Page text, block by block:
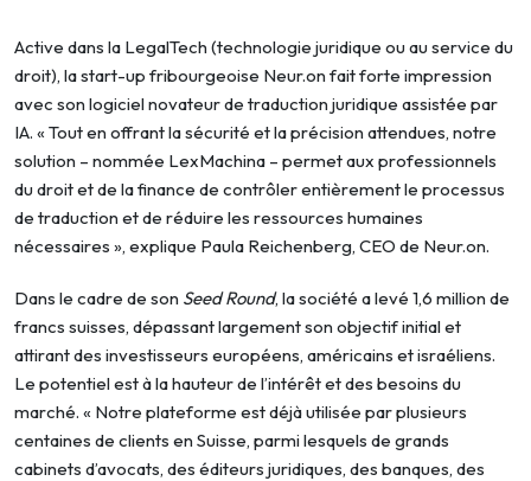
Active dans la LegalTech (technologie juridique ou au service du
droit), la start-up fribourgeoise Neur.on fait forte impression
avec son logiciel novateur de traduction juridique assistée par
IA. « Tout en offrant la sécurité et la précision attendues, notre
solution – nommée LexMachina – permet aux professionnels
du droit et de la finance de contrôler entièrement le processus
de traduction et de réduire les ressources humaines
nécessaires », explique Paula Reichenberg, CEO de Neur.on.
Dans le cadre de son Seed Round, la société a levé 1,6 million de
francs suisses, dépassant largement son objectif initial et
attirant des investisseurs européens, américains et israéliens.
Le potentiel est à la hauteur de l’intérêt et des besoins du
marché. « Notre plateforme est déjà utilisée par plusieurs
centaines de clients en Suisse, parmi lesquels de grands
cabinets d’avocats, des éditeurs juridiques, des banques, des